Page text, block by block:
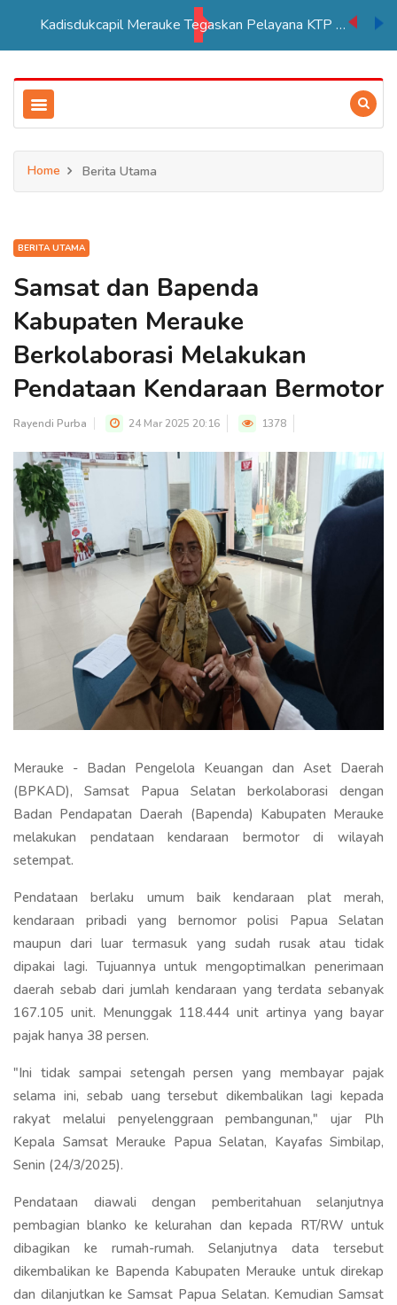
Kadisdukcapil Merauke Tegaskan Pelayana KTP Sesuai SOP
Home Berita Utama
BERITA UTAMA
Samsat dan Bapenda
Kabupaten Merauke
Berkolaborasi Melakukan
Pendataan Kendaraan Bermotor
Rayendi Purba 24 Mar 2025 20:16 1378
Merauke - Badan Pengelola Keuangan dan Aset Daerah
(BPKAD), Samsat Papua Selatan berkolaborasi dengan
Badan Pendapatan Daerah (Bapenda) Kabupaten Merauke
melakukan pendataan kendaraan bermotor di wilayah
setempat.
Pendataan berlaku umum baik kendaraan plat merah,
kendaraan pribadi yang bernomor polisi Papua Selatan
maupun dari luar termasuk yang sudah rusak atau tidak
dipakai lagi. Tujuannya untuk mengoptimalkan penerimaan
daerah sebab dari jumlah kendaraan yang terdata sebanyak
167.105 unit. Menunggak 118.444 unit artinya yang bayar
pajak hanya 38 persen.
"Ini tidak sampai setengah persen yang membayar pajak
selama ini, sebab uang tersebut dikembalikan lagi kepada
rakyat melalui penyelenggraan pembangunan," ujar Plh
Kepala Samsat Merauke Papua Selatan, Kayafas Simbilap,
Senin (24/3/2025).
Pendataan diawali dengan pemberitahuan selanjutnya
pembagian blanko ke kelurahan dan kepada RT/RW untuk
dibagikan ke rumah-rumah. Selanjutnya data tersebut
dikembalikan ke Bapenda Kabupaten Merauke untuk direkap
dan dilanjutkan ke Samsat Papua Selatan. Kemudian Samsat